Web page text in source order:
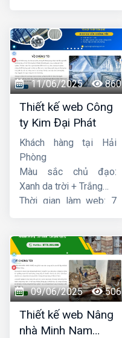
11/06/2025 860
Thiết kế web Công
ty Kim Đại Phát
Khách hàng tại Hải
Phòng
Màu sắc chủ đạo:
Xanh da trời + Trắng
Thời gian làm web: 7
09/06/2025 506
Thiết kế web Nâng
nhà Minh Nam